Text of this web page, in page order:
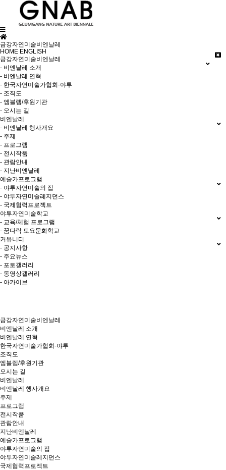
금강자연미술비엔날레
HOME ENGLISH
금강자연미술비엔날레
- 비엔날레 소개
- 비엔날레 연혁
- 한국자연미술가협회-야투
- 조직도
- 엠블렘/후원기관
- 오시는 길
비엔날레
- 비엔날레 행사개요
- 주제
- 프로그램
- 전시작품
- 관람안내
- 지난비엔날레
예술가프로그램
- 야투자연미술의 집
- 야투자연미술레지던스
- 국제협력프로젝트
야투자연미술학교
- 교육/체험 프로그램
- 꿈다락 토요문화학교
커뮤니티
- 공지사항
- 주요뉴스
- 포토갤러리
- 동영상갤러리
- 아카이브
금강자연미술비엔날레
비엔날레 소개
비엔날레 연혁
한국자연미술가협회-야투
조직도
엠블렘/후원기관
오시는 길
비엔날레
비엔날레 행사개요
주제
프로그램
전시작품
관람안내
지난비엔날레
예술가프로그램
야투자연미술의 집
야투자연미술레지던스
국제협력프로젝트